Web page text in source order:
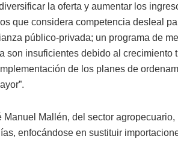
la oferta y aumentar los
que considera competencia desleal
público-privada; un programa de
son insuficientes debido al
de los planes de
Manuel Mallén, del sector
enfocándose en sustituir